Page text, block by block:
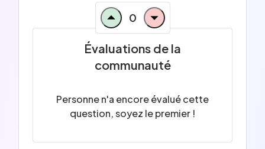
0
Évaluations de la
communauté
Personne n'a encore évalué cette
question, soyez le premier !